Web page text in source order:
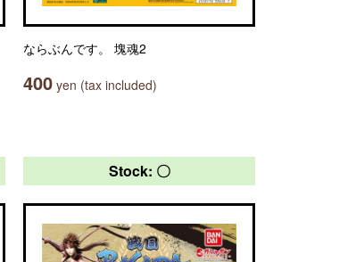
ならぶんです。 塊魂2
400 yen (tax included)
Stock: 〇